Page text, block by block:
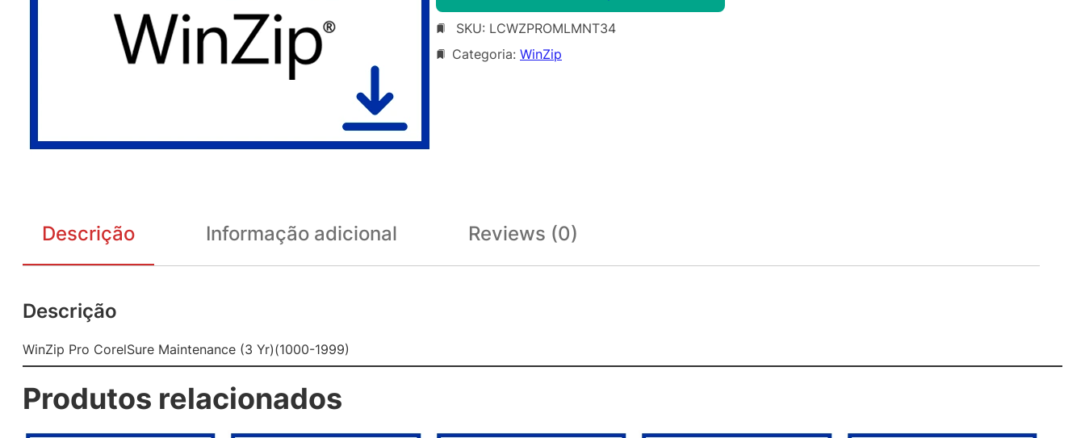
SKU: LCWZPROMLMNT34
Categoria: WinZip
Descrição Informação adicional Reviews (0)
Descrição
WinZip Pro CorelSure Maintenance (3 Yr)(1000-1999)
Produtos relacionados